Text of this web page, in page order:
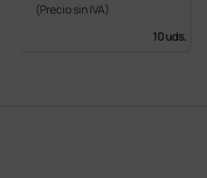
(Precio sin IVA)
10 uds.